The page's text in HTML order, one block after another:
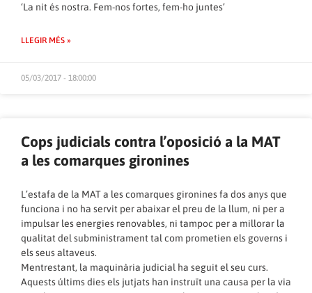
‘La nit és nostra. Fem-nos fortes, fem-ho juntes’
LLEGIR MÉS »
05/03/2017 - 18:00:00
Cops judicials contra l’oposició a la MAT
a les comarques gironines
L’estafa de la MAT a les comarques gironines fa dos anys que
funciona i no ha servit per abaixar el preu de la llum, ni per a
impulsar les energies renovables, ni tampoc per a millorar la
qualitat del subministrament tal com prometien els governs i
els seus altaveus.
Mentrestant, la maquinària judicial ha seguit el seu curs.
Aquests últims dies els jutjats han instruït una causa per la via